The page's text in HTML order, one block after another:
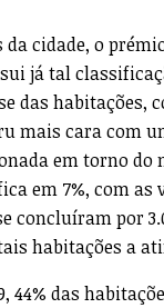
da cidade, o
já tal
das habitações,
mais cara com
em torno do
em 7%, com
concluíram por
habitações a
44% das